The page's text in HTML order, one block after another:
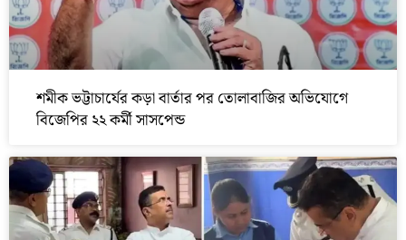
শমীক ভট্টাচার্যের কড়া বার্তার পর তোলাবাজির অভিযোগে
বিজেপির ২২ কর্মী সাসপেন্ড